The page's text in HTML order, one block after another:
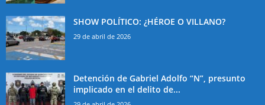
SHOW POLÍTICO: ¿HÉROE O VILLANO?
29 de abril de 2026
Detención de Gabriel Adolfo “N”, presunto
implicado en el delito de...